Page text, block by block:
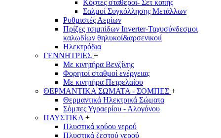
Κόφτες σταθεροί- Σετ κοπής
Σαλμοί Συγκόλλησης Μετάλλων
Ρυθμιστές Αερίων
Πρίζες τσιμπίδων Inverter-Ταχυσύνδεσμοι
καλωδίων θηλυκοί&αρσενικοιί
Ηλεκτρόδια
ΓΕΝΝΗΤΡΙΕΣ +
Με κινητήρα Βενζίνης
Φορητοί σταθμοί ενέργειας
Με κινητήρα Πετρελαίου
ΘΕΡΜΑΝΤΙΚΑ ΣΩΜΑΤΑ - ΣΟΜΠΕΣ +
Θερμαντικά Ηλεκτρικά Σώματα
Σόμπες Υγραερίου - Αλογόνου
ΠΛΥΣΤΙΚΑ +
Πλυστικά κρύου νερού
Πλυστικά ζεστού νερού